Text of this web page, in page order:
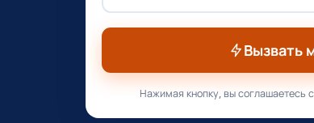
Вызвать
Нажимая кнопку, вы соглашаетесь с